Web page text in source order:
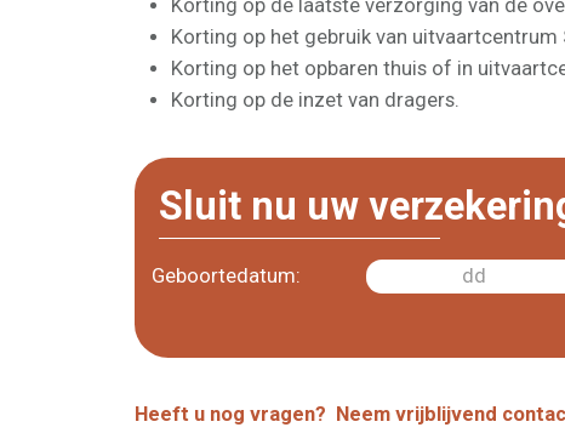
Korting op de laatste verzorging van de
Korting op het gebruik van uitvaartcentrum
Korting op het opbaren thuis of in
Korting op de inzet van dragers.
Sluit nu uw
Geboortedatum:
Heeft u nog vragen? Neem vrijblijvend